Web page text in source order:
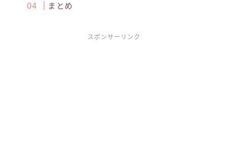
まとめ
スポンサーリンク